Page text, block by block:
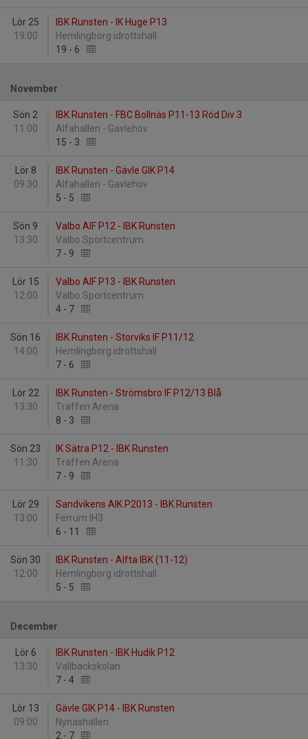
Lör 25
19:00
IBK Runsten - IK Huge P13
Hemlingborg idrottshall
19 - 6
November
Sön 2
11:00
IBK Runsten - FBC Bollnäs P11-13 Röd Div 3
Alfahallen - Gavlehov
15 - 3
Lör 8
09:30
IBK Runsten - Gävle GIK P14
Alfahallen - Gavlehov
5 - 5
Sön 9
13:30
Valbo AIF P12 - IBK Runsten
Valbo Sportcentrum
7 - 9
Lör 15
12:00
Valbo AIF P13 - IBK Runsten
Valbo Sportcentrum
4 - 7
Sön 16
14:00
IBK Runsten - Storviks IF P11/12
Hemlingborg idrottshall
7 - 6
Lör 22
13:30
IBK Runsten - Strömsbro IF P12/13 Blå
Träffen Arena
8 - 3
Sön 23
11:30
IK Sätra P12 - IBK Runsten
Träffen Arena
7 - 9
Lör 29
13:00
Sandvikens AIK P2013 - IBK Runsten
Ferrum IH3
6 - 11
Sön 30
12:00
IBK Runsten - Alfta IBK (11-12)
Hemlingborg idrottshall
5 - 5
December
Lör 6
13:30
IBK Runsten - IBK Hudik P12
Vallbackskolan
7 - 4
Lör 13
09:00
Gävle GIK P14 - IBK Runsten
Nynäshallen
2 - 7